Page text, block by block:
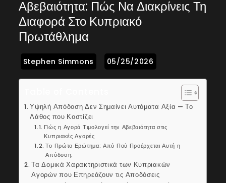
Αβεβαιότητα: Πώς Να Διακρίνεις Τη
Διαφορά Στο Κυπριακό
Πρωτάθλημα
Υψηλή Απόδοση Δεν Σημαίνει Αυτόματα Αξία — Το
Λάθος που Κοστίζει
Πώς η Αγορά Τιμολογεί την Αβεβαιότητα στις
Κυπριακές Αγορές
Το Πρώτο Ερώτημα: Από Πού Προέρχεται Αυτή η
Απόδοση;
Τα Δομικά Χαρακτηριστικά των Κυπριακών
Αγορών που Επηρεάζουν τις Αποδόσεις